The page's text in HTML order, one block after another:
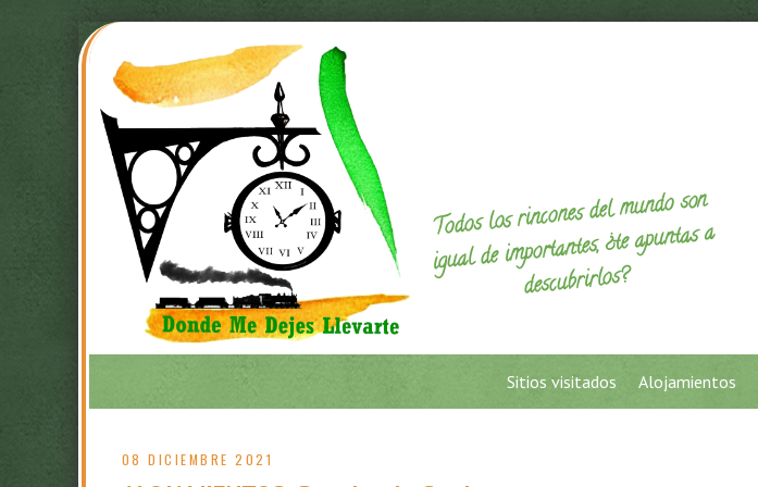
Todos los rincones del mundo son
igual de importantes, ¿te apuntas a
descubrirlos?
Sitios visitados Alojamientos
08 DICIEMBRE 2021